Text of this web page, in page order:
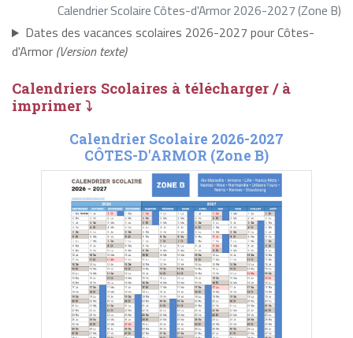
Calendrier Scolaire Côtes-d'Armor 2026-2027 (Zone B)
Dates des vacances scolaires 2026-2027 pour Côtes-
d'Armor (Version texte)
Calendriers Scolaires à télécharger / à
imprimer ⤵
Calendrier Scolaire 2026-2027
CÔTES-D'ARMOR (Zone B)